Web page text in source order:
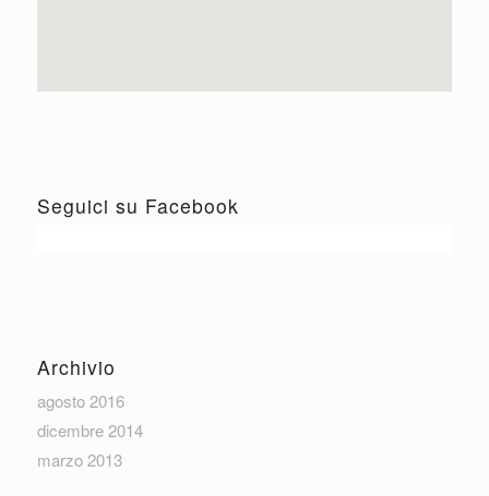
Seguici su Facebook
Archivio
agosto 2016
dicembre 2014
marzo 2013